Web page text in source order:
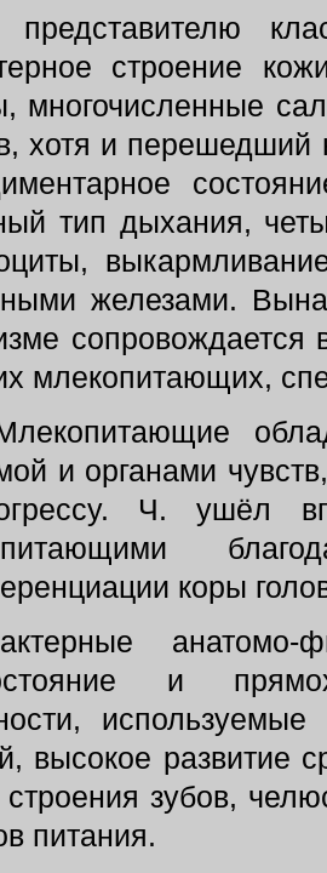
представителю
строение
многочисленные
хотя и перешедший
тип дыхания,
железами.
сопровождается
млекопитающих,
и органами
Ч. ушёл
коры
анатомо-
и
высокое развитие
строения зубов,
питания.